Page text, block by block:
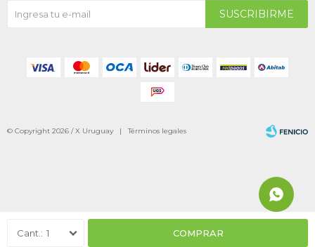
1 COMPRAR
SUSCRIBIRME
© Copyright 2026 / X Uruguay |Términos legales